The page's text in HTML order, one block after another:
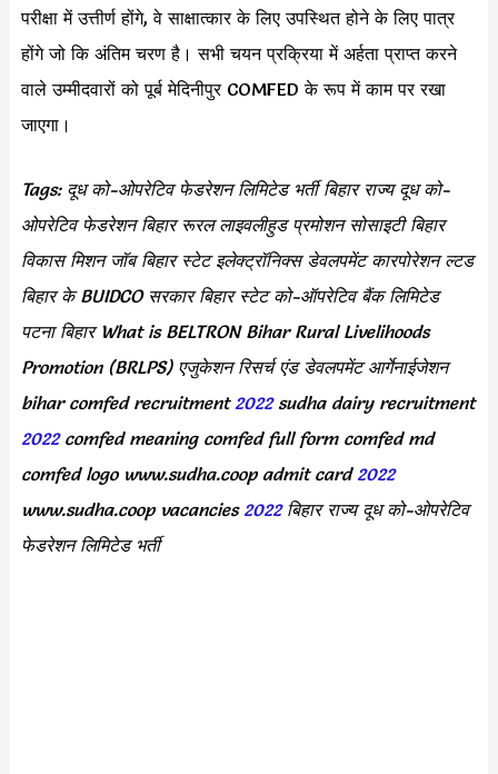
परीक्षा में उत्तीर्ण होंगे, वे साक्षात्कार के लिए उपस्थित होने के लिए पात्र
होंगे जो कि अंतिम चरण है। सभी चयन प्रक्रिया में अर्हता प्राप्त करने
वाले उम्मीदवारों को पूर्ब मेदिनीपुर COMFED के रूप में काम पर रखा
जाएगा।
Tags: दूध को-ओपरेटिव फेडरेशन लिमिटेड भर्ती बिहार राज्य दूध को-
ओपरेटिव फेडरेशन बिहार रूरल लाइवलीहुड प्रमोशन सोसाइटी बिहार
विकास मिशन जॉब बिहार स्टेट इलेक्ट्रॉनिक्स डेवलपमेंट कारपोरेशन ल्टड
बिहार के BUIDCO सरकार बिहार स्टेट को-ऑपरेटिव बैंक लिमिटेड
पटना बिहार What is BELTRON Bihar Rural Livelihoods
Promotion (BRLPS) एजुकेशन रिसर्च एंड डेवलपमेंट आर्गेनाईजेशन
bihar comfed recruitment 2022sudha dairy recruitment
2022comfed meaning comfed full form comfed md
comfed logo www.sudha.coop admit card 2022
www.sudha.coop vacancies 2022बिहार राज्य दूध को-ओपरेटिव
फेडरेशन लिमिटेड भर्ती